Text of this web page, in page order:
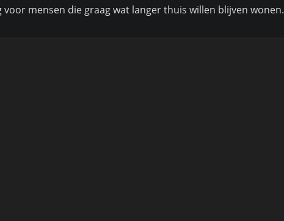
mensen die graag wat langer thuis willen blijven wonen.